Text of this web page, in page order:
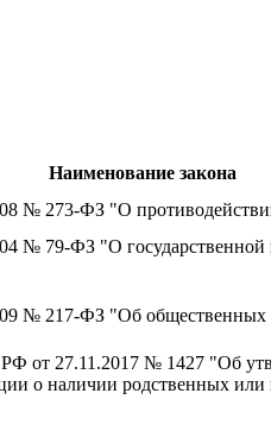
Наименование закона
№ 273-ФЗ "О
№ 79-ФЗ "О государственной
№ 217-ФЗ "Об общественных
РФ от 27.11.2017 № 1427 "Об
о наличии родственных или